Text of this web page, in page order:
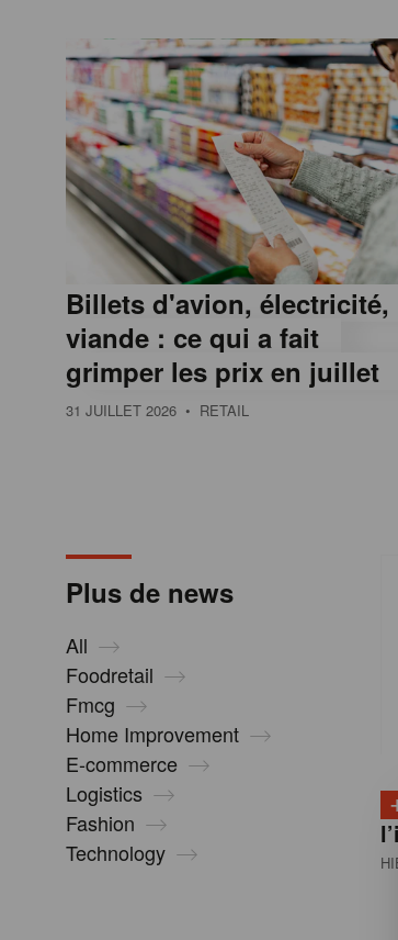
Billets d'avion, électricité,
viande : ce qui a fait
grimper les prix en juillet
31 JUILLET 2026 • RETAIL
Plus de news
All
Foodretail
Fmcg
Home Improvement
E-commerce
Logistics
Fashion
Technology